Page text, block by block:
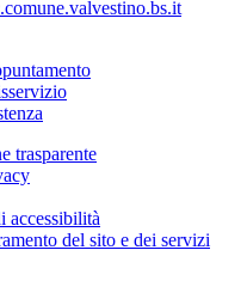
trasparente
accessibilità
del sito e dei servizi